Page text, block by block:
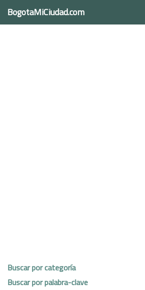
BogotaMiCiudad.com
Buscar por categoría
Buscar por palabra-clave